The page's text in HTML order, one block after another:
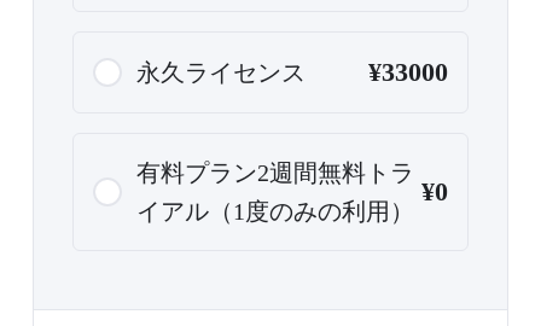
永久ライセンス ¥33000
有料プラン2週間無料トラ
イアル（1度のみの利用）
¥0